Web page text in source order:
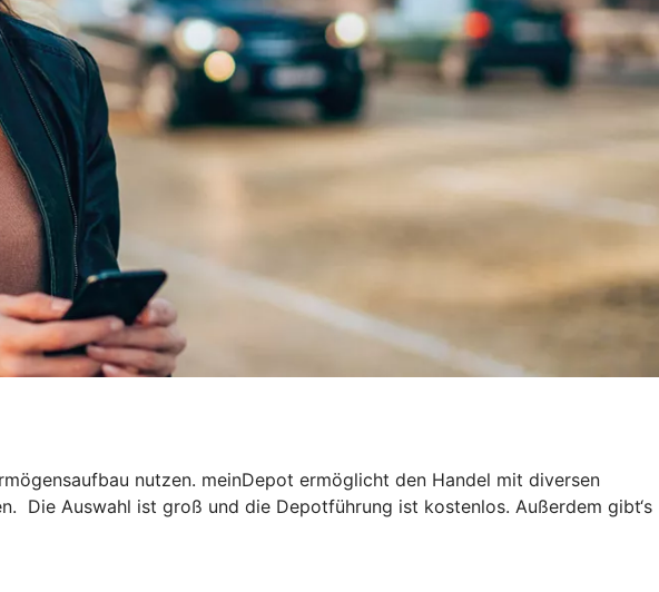
nutzen. meinDepot ermöglicht den Handel mit diversen
Die Auswahl ist groß und die Depotführung ist kostenlos. Außerdem gibt‘s